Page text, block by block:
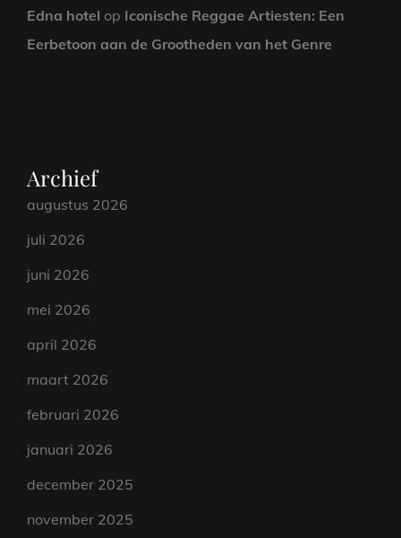
Edna hotel op Iconische Reggae Artiesten: Een
Eerbetoon aan de Grootheden van het Genre
Archief
augustus 2026
juli 2026
juni 2026
mei 2026
april 2026
maart 2026
februari 2026
januari 2026
december 2025
november 2025